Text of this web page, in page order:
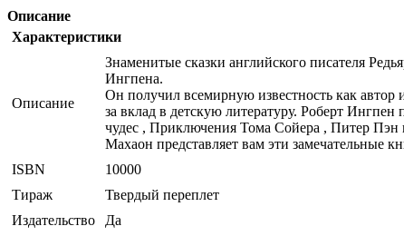
Описание
Характеристики
Описание
Знаменитые сказки английского писателя
Ингпена.
Он получил всемирную известность как
за вклад в детскую литературу. Роберт
чудес , Приключения Тома Сойера , Питер Пэн
Махаон представляет вам эти замечательные
ISBN
10000
Тираж
Твердый переплет
Издательство
Да